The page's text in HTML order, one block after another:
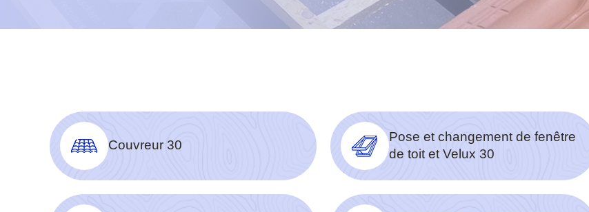
Couvreur 30
Pose et changement de fenêtre
de toit et Velux 30